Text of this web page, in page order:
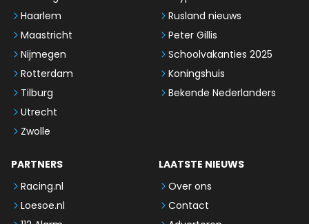
Haarlem
Maastricht
Nijmegen
Rotterdam
Tilburg
Utrecht
Zwolle
Rusland nieuws
Peter Gillis
Schoolvakanties 2025
Koningshuis
Bekende Nederlanders
PARTNERS
Racing.nl
Loesoe.nl
LAATSTE NIEUWS
Over ons
Contact